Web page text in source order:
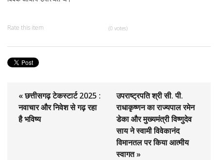
Rate this item (0 votes)
« छत्तीसगढ़ टेकस्टार्ट 2025 :
नवाचार और निवेश से गढ़ रहा
है भविष्य
उपराष्ट्रपति श्री सी. पी.
राधाकृष्णन का राज्यपाल रमेन
डेका और मुख्यमंत्री विष्णुदेव
साय ने स्वामी विवेकानंद
विमानतल पर किया आत्मीय
स्वागत »